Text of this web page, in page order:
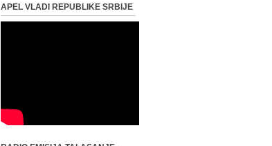
APEL VLADI REPUBLIKE SRBIJE